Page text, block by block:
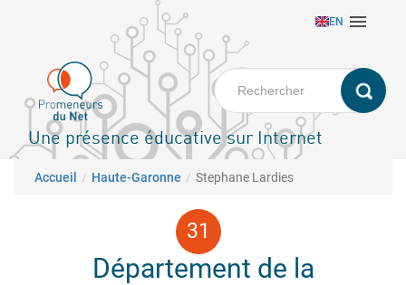
principal
EN 
Une présence éducative sur Internet
Fil d'Ariane
Accueil Haute-Garonne Stephane Lardies
Département de la